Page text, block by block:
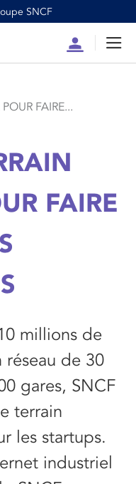
SNCF
Compte
FAIRE...
FAIRE
millions de
réseau de 30
gares, SNCF
terrain
les startups.
industriel